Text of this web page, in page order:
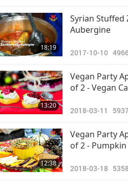
18:19
Syrian Stuffed
Aubergine
2017-10-10
13:20
Vegan Party
of 2 - Vegan
2018-03-11
12:38
Vegan Party
of 2 -
2018-03-18 5358